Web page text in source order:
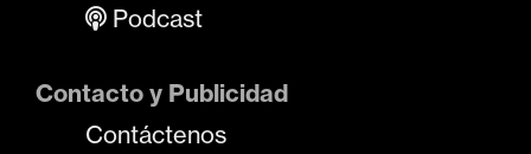
Podcast
Contacto y Publicidad
Contáctenos